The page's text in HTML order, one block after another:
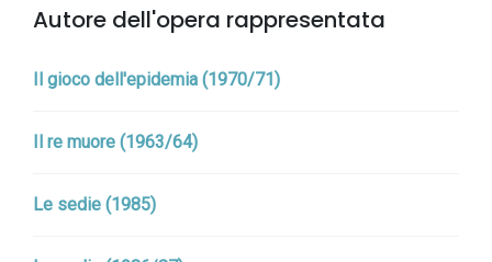
Autore dell'opera rappresentata
Il gioco dell'epidemia (1970/71)
Il re muore (1963/64)
Le sedie (1985)